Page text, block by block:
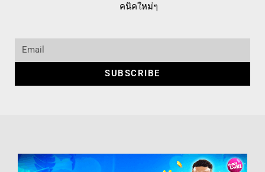
คนิคใหม่ๆ
SUBSCRIBE